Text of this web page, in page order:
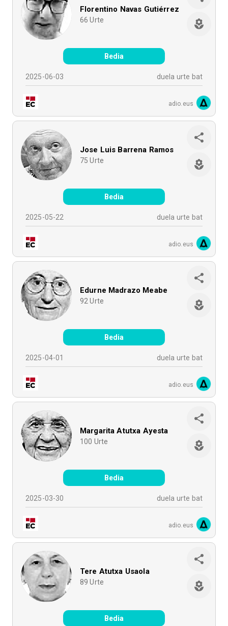
Florentino Navas Gutiérrez
66 Urte
Bedia
2025-06-03 duela urte bat
adio.eus
Jose Luis Barrena Ramos
75 Urte
Bedia
2025-05-22 duela urte bat
adio.eus
Edurne Madrazo Meabe
92 Urte
Bedia
2025-04-01 duela urte bat
adio.eus
Margarita Atutxa Ayesta
100 Urte
Bedia
2025-03-30 duela urte bat
adio.eus
Tere Atutxa Usaola
89 Urte
Bedia